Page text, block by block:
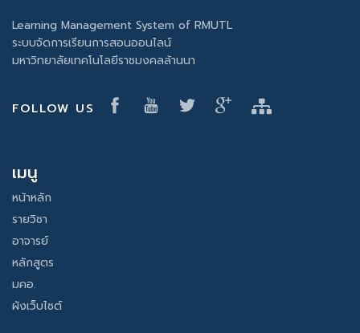
Learning Management System of RMUTL
ระบบจัดการเรียนการสอนออนไลน์
มหาวิทยาลัยเทคโนโลยีราชมงคลล้านนา
FOLLOW US
เมนู
หน้าหลัก
รายวิชา
อาจารย์
หลักสูตร
มคอ.
ผังเว็บไซต์